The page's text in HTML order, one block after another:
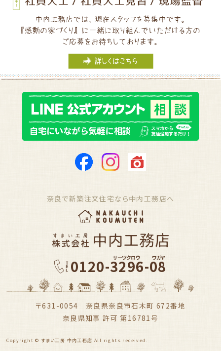
奈良で新築注文住宅なら中内工務店へ
0120-3296-08
サーツクロウ ワガヤ
〒631-0054 奈良県奈良市石木町 672番地
奈良県知事 許可 第16781号
Copyright © すまい工房 中内工務店 All rights received.